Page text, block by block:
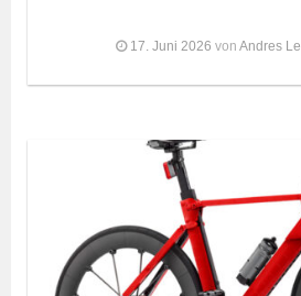
17. Juni 2026 von Andres